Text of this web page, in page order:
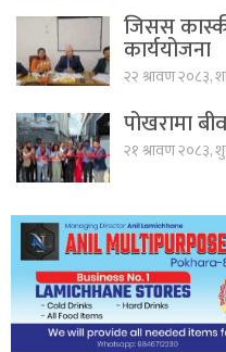
जिसस
कार्ययोजना
२२ श्रावण २०८३,
पोखरामा
२१ श्रावण २०८३,